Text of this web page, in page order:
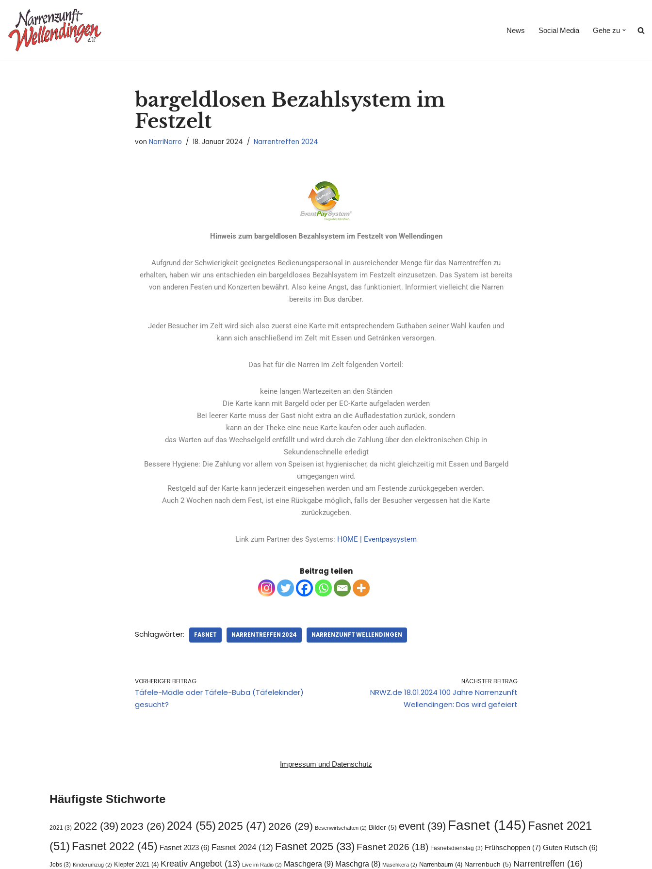
Zum
Inhalt
springen
News Social Media Gehe zu
bargeldlosen Bezahlsystem im
Festzelt
von NarriNarro 18. Januar 2024 Narrentreffen 2024
Hinweis zum bargeldlosen Bezahlsystem im Festzelt von Wellendingen
Aufgrund der Schwierigkeit geeignetes Bedienungspersonal in ausreichender Menge für das Narrentreffen zu
erhalten, haben wir uns entschieden ein bargeldloses Bezahlsystem im Festzelt einzusetzen. Das System ist bereits
von anderen Festen und Konzerten bewährt. Also keine Angst, das funktioniert. Informiert vielleicht die Narren
bereits im Bus darüber.
Jeder Besucher im Zelt wird sich also zuerst eine Karte mit entsprechendem Guthaben seiner Wahl kaufen und
kann sich anschließend im Zelt mit Essen und Getränken versorgen.
Das hat für die Narren im Zelt folgenden Vorteil:
keine langen Wartezeiten an den Ständen
Die Karte kann mit Bargeld oder per EC-Karte aufgeladen werden
Bei leerer Karte muss der Gast nicht extra an die Aufladestation zurück, sondern
kann an der Theke eine neue Karte kaufen oder auch aufladen.
das Warten auf das Wechselgeld entfällt und wird durch die Zahlung über den elektronischen Chip in
Sekundenschnelle erledigt
Bessere Hygiene: Die Zahlung vor allem von Speisen ist hygienischer, da nicht gleichzeitig mit Essen und Bargeld
umgegangen wird.
Restgeld auf der Karte kann jederzeit eingesehen werden und am Festende zurückgegeben werden.
Auch 2 Wochen nach dem Fest, ist eine Rückgabe möglich, falls der Besucher vergessen hat die Karte
zurückzugeben.
Link zum Partner des Systems: HOME | Eventpaysystem
Beitrag teilen
Schlagwörter: FASNET NARRENTREFFEN 2024 NARRENZUNFT WELLENDINGEN
VORHERIGER BEITRAG
Täfele-Mädle oder Täfele-Buba (Täfelekinder)
gesucht?
NÄCHSTER BEITRAG
NRWZ.de 18.01.2024 100 Jahre Narrenzunft
Wellendingen: Das wird gefeiert
Impressum und Datenschutz
Häufigste Stichworte
2021 (3) 2022 (39) 2023 (26) 2024 (55) 2025 (47) 2026 (29) Besenwirtschaften (2) Bilder (5) event (39) Fasnet (145) Fasnet 2021
(51) Fasnet 2022 (45) Fasnet 2023 (6) Fasnet 2024 (12) Fasnet 2025 (33) Fasnet 2026 (18) Fasnetsdienstag (3) Frühschoppen (7) Guten Rutsch (6)
Jobs (3) Kinderumzug (2) Klepfer 2021 (4) Kreativ Angebot (13) Live im Radio (2) Maschgera (9) Maschgra (8) Maschkera (2) Narrenbaum (4) Narrenbuch (5) Narrentreffen (16)